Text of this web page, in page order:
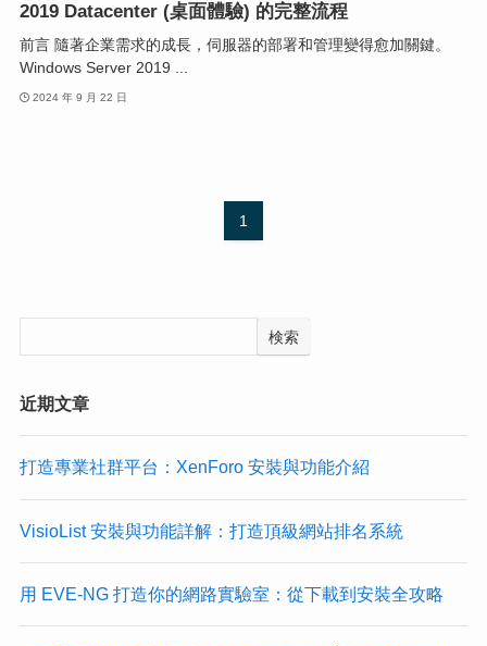
2019 Datacenter (桌面體驗) 的完整流程
前言 隨著企業需求的成長，伺服器的部署和管理變得愈加關鍵。
Windows Server 2019 ...
2024 年 9 月 22 日
1
検索
近期文章
打造專業社群平台：XenForo 安裝與功能介紹
VisioList 安裝與功能詳解：打造頂級網站排名系統
用 EVE-NG 打造你的網路實驗室：從下載到安裝全攻略